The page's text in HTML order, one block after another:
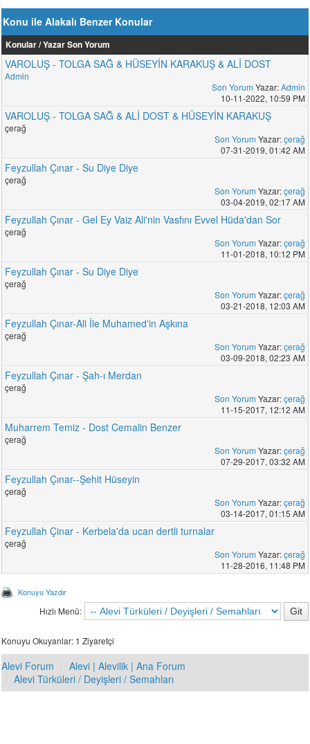
Konu ile Alakalı Benzer Konular
Konular / YazarSon Yorum
VAROLUŞ - TOLGA SAĞ & HÜSEYİN KARAKUŞ & ALİ DOST
Admin
Son Yorum Yazar:Admin
10-11-2022, 10:59 PM
VAROLUŞ - TOLGA SAĞ & ALİ DOST & HÜSEYİN KARAKUŞ
çerağ
Son Yorum Yazar:çerağ
07-31-2019, 01:42 AM
Feyzullah Çınar - Su Diye Diye
çerağ
Son Yorum Yazar:çerağ
03-04-2019, 02:17 AM
Feyzullah Çınar - Gel Ey Vaiz Ali'nin Vasfını Evvel Hüda'dan Sor
çerağ
Son Yorum Yazar:çerağ
11-01-2018, 10:12 PM
Feyzullah Çınar - Su Diye Diye
çerağ
Son Yorum Yazar:çerağ
03-21-2018, 12:03 AM
Feyzullah Çınar-Ali İle Muhamed'in Aşkına
çerağ
Son Yorum Yazar:çerağ
03-09-2018, 02:23 AM
Feyzullah Çınar - Şah-ı Merdan
çerağ
Son Yorum Yazar:çerağ
11-15-2017, 12:12 AM
Muharrem Temiz - Dost Cemalin Benzer
çerağ
Son Yorum Yazar:çerağ
07-29-2017, 03:32 AM
Feyzullah Çınar--Şehit Hüseyin
çerağ
Son Yorum Yazar:çerağ
03-14-2017, 01:15 AM
Feyzullah Çinar - Kerbela'da ucan dertli turnalar
çerağ
Son Yorum Yazar:çerağ
11-28-2016, 11:48 PM
Konuyu Yazdır
Hızlı Menü:
Konuyu Okuyanlar: 1 Ziyaretçi
Alevi Forum
Alevi | Alevilik | Ana Forum
Alevi Türküleri / Deyişleri / Semahları